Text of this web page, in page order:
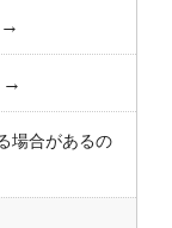
→
→
場合があるの